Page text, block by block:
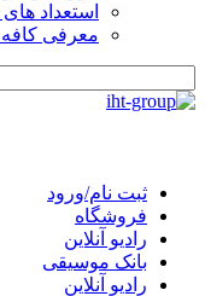
استعداد
معرفی کافه
ثبت نام/ورود
فروشگاه
رادیو آنلاین
بانک موسیقی
رادیو آنلاین